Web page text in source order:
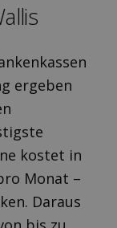
ergeben
kostet in
Monat –
Daraus